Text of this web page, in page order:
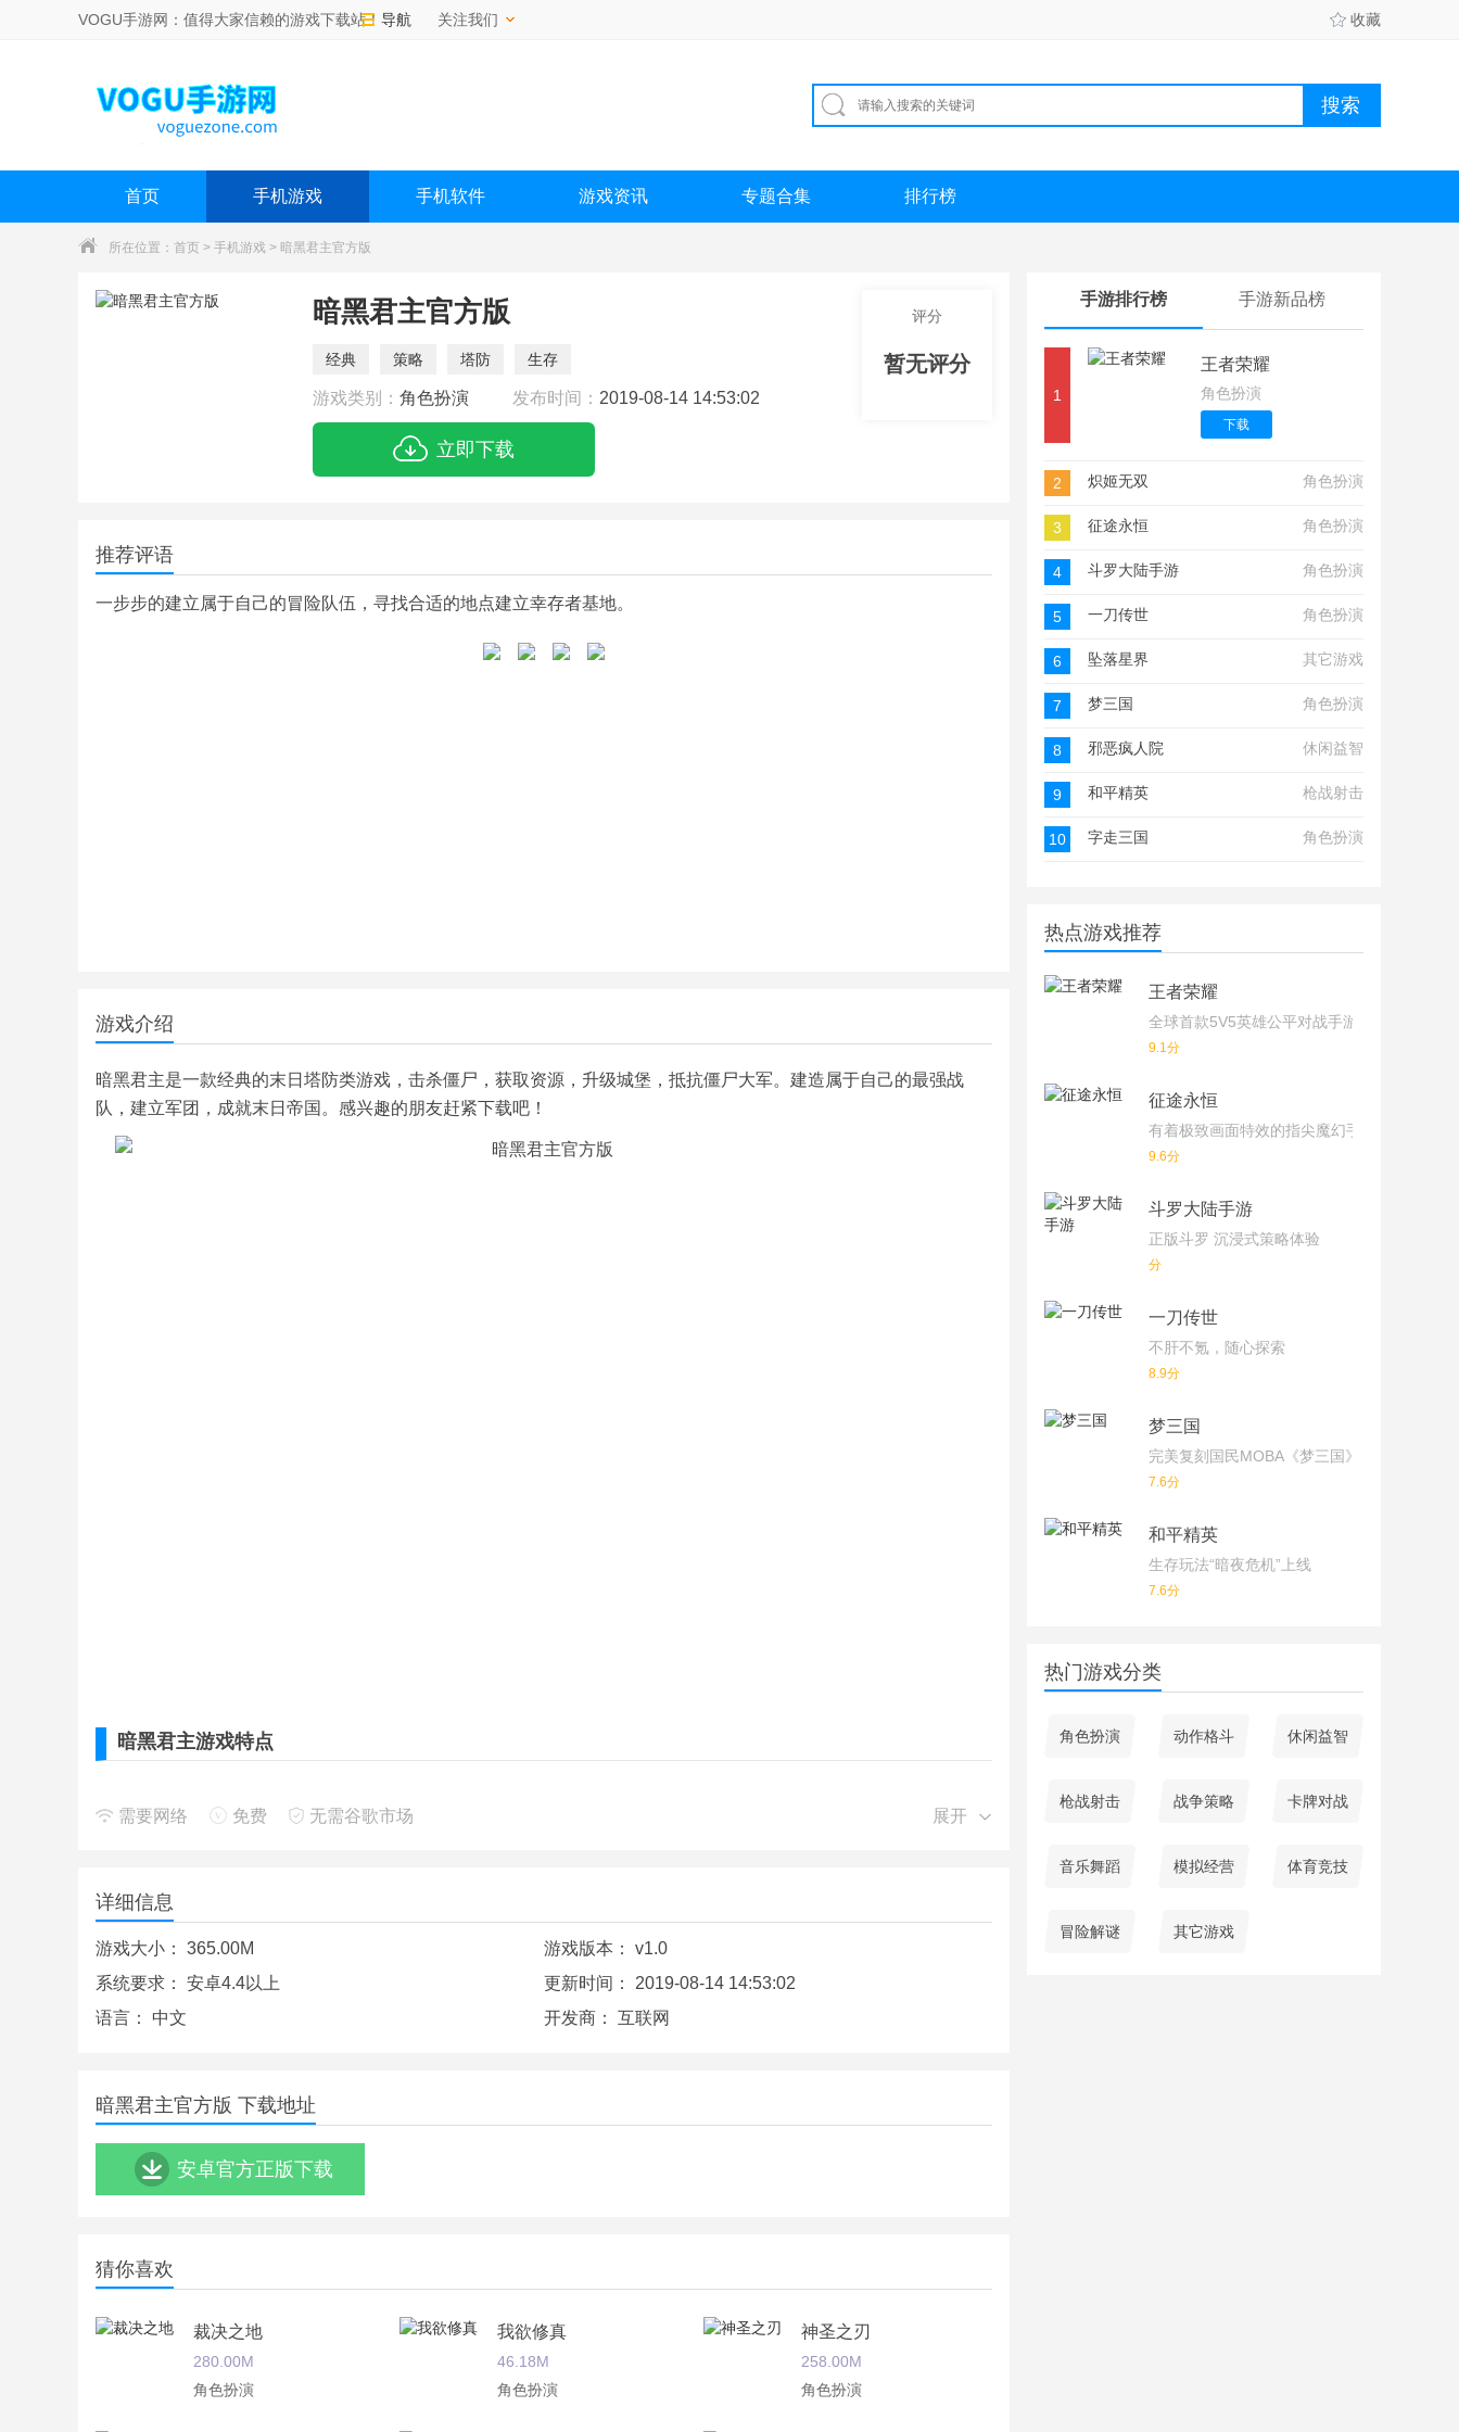
VOGU手游网：值得大家信赖的游戏下载站！ 导航 关注我们 收藏
首页 手机游戏 手机软件 游戏资讯 专题合集 排行榜
所在位置： 首页 > 手机游戏 > 暗黑君主官方版
暗黑君主官方版
经典 策略 塔防 生存
游戏类别： 角色扮演 发布时间： 2019-08-14 14:53:02
立即下载
评分
暂无评分
推荐评语
一步步的建立属于自己的冒险队伍，寻找合适的地点建立幸存者基地。
游戏介绍
暗黑君主是一款经典的末日塔防类游戏，击杀僵尸，获取资源，升级城堡，抵抗僵尸大军。建造属于自己的最强战
队，建立军团，成就末日帝国。感兴趣的朋友赶紧下载吧！
暗黑君主游戏特点
病毒是一把双刃剑，很多幸存者都因为病毒的而改变了基因，获得了超越常人的战力。
需要网络 免费 无需谷歌市场 展开
详细信息
游戏大小： 365.00M 游戏版本： v1.0
系统要求： 安卓4.4以上 更新时间： 2019-08-14 14:53:02
语言： 中文 开发商： 互联网
暗黑君主官方版 下载地址
安卓官方正版下载
猜你喜欢
裁决之地
280.00M
角色扮演
我欲修真
46.18M
角色扮演
神圣之刃
258.00M
角色扮演
手游排行榜 手游新品榜
1
王者荣耀
角色扮演
下载
2 炽姬无双 角色扮演
3 征途永恒 角色扮演
4 斗罗大陆手游 角色扮演
5 一刀传世 角色扮演
6 坠落星界 其它游戏
7 梦三国 角色扮演
8 邪恶疯人院 休闲益智
9 和平精英 枪战射击
10 字走三国 角色扮演
热点游戏推荐
王者荣耀
全球首款5V5英雄公平对战手游
9.1分
征途永恒
有着极致画面特效的指尖魔幻手游
9.6分
斗罗大陆手游
正版斗罗 沉浸式策略体验
分
一刀传世
不肝不氪，随心探索
8.9分
梦三国
完美复刻国民MOBA《梦三国》端游！
7.6分
和平精英
生存玩法“暗夜危机”上线
7.6分
热门游戏分类
角色扮演 动作格斗 休闲益智
枪战射击 战争策略 卡牌对战
音乐舞蹈 模拟经营 体育竞技
冒险解谜 其它游戏